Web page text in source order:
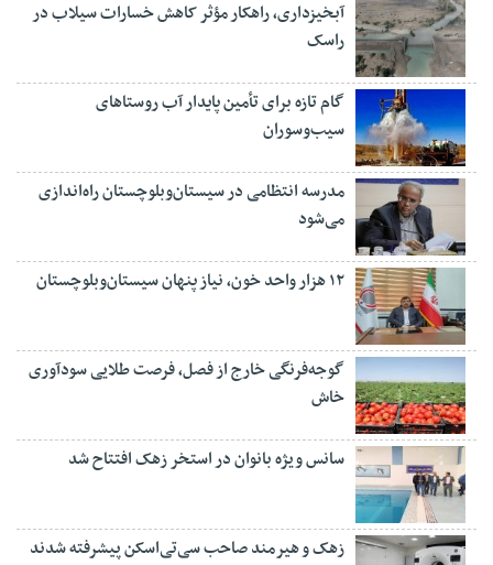
آبخیزداری، راهکار مؤثر کاهش خسارات سیلاب در
راسک
گام تازه برای تأمین پایدار آب روستاهای
سیب‌وسوران
مدرسه انتظامی در سیستان‌وبلوچستان راه‌اندازی
می‌شود
۱۲ هزار واحد خون، نیاز پنهان سیستان‌وبلوچستان
گوجه‌فرنگی خارج از فصل، فرصت طلایی سودآوری
خاش
سانس ویژه بانوان در استخر زهک افتتاح شد
زهک و هیرمند صاحب سی‌تی‌اسکن پیشرفته شدند